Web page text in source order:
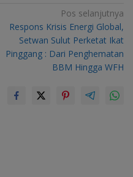
Pos selanjutnya
Respons Krisis Energi Global,
Setwan Sulut Perketat Ikat
Pinggang : Dari Penghematan
BBM Hingga WFH